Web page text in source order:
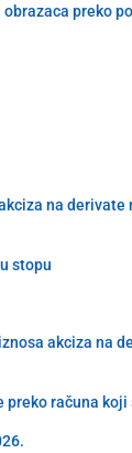
preko
na
stopu
akciza na
računa